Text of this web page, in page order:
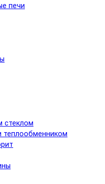
печи
стеклом
теплообменником